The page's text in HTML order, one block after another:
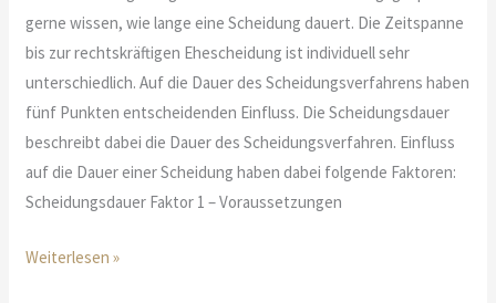
gerne wissen, wie lange eine Scheidung dauert. Die Zeitspanne
bis zur rechtskräftigen Ehescheidung ist individuell sehr
unterschiedlich. Auf die Dauer des Scheidungsverfahrens haben
fünf Punkten entscheidenden Einfluss. Die Scheidungsdauer
beschreibt dabei die Dauer des Scheidungsverfahren. Einfluss
auf die Dauer einer Scheidung haben dabei folgende Faktoren:
Scheidungsdauer Faktor 1 – Voraussetzungen
Scheidungsdauer
Weiterlesen »